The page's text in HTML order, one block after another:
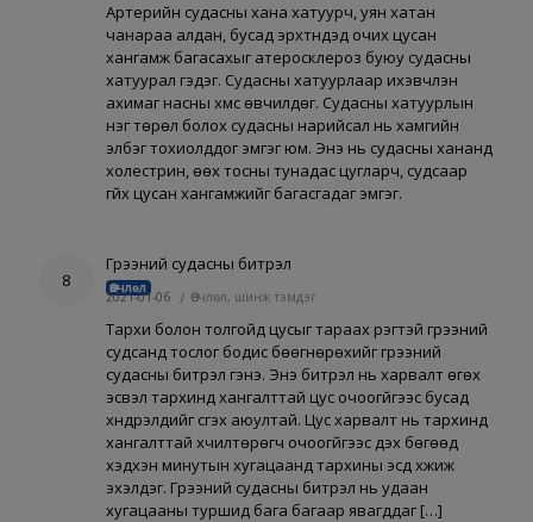
Артерийн судасны хана хатуурч, уян хатан
чанараа алдан, бусад эрхтнүүдэд очих цусан
хангамж багасахыг атеросклероз буюу судасны
хатуурал гэдэг. Судасны хатуурлаар ихэвчлэн
ахимаг насны хүмүүс өвчилдөг. Судасны хатуурлын
нэг төрөл болох судасны нарийсал нь хамгийн
элбэг тохиолддог эмгэг юм. Энэ нь судасны хананд
холестрин, өөх тосны тунадас цугларч, судсаар
гүйх цусан хангамжийг багасгадаг эмгэг.
8
Гүрээний судасны битүүрэл
Өвчлөл
2021-01-06 / Өвчлөл, шинж тэмдэг
Тархи болон толгойд цусыг тараах үүрэгтэй гүрээний
судсанд тослог бодис бөөгнөрөхийг гүрээний
судасны битүүрэл гэнэ. Энэ битүүрэл нь харвалт өгөх
эсвэл тархинд хангалттай цус очоогүйгээс бусад
хүндрэлүүдийг үүсгэх аюултай. Цус харвалт нь тархинд
хангалттай хүчилтөрөгч очоогүйгээс үүдэх бөгөөд
хэдхэн минутын хугацаанд тархины эсүүд үхжиж
эхэлдэг. Гүрээний судасны битүүрэл нь удаан
хугацааны туршид бага багаар явагддаг […]